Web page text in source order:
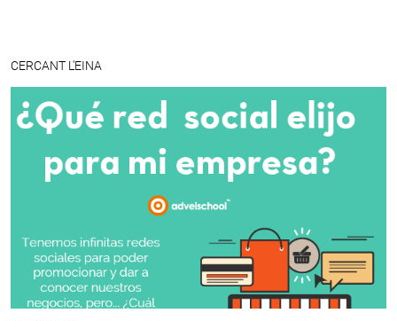
CERCANT L'EINA